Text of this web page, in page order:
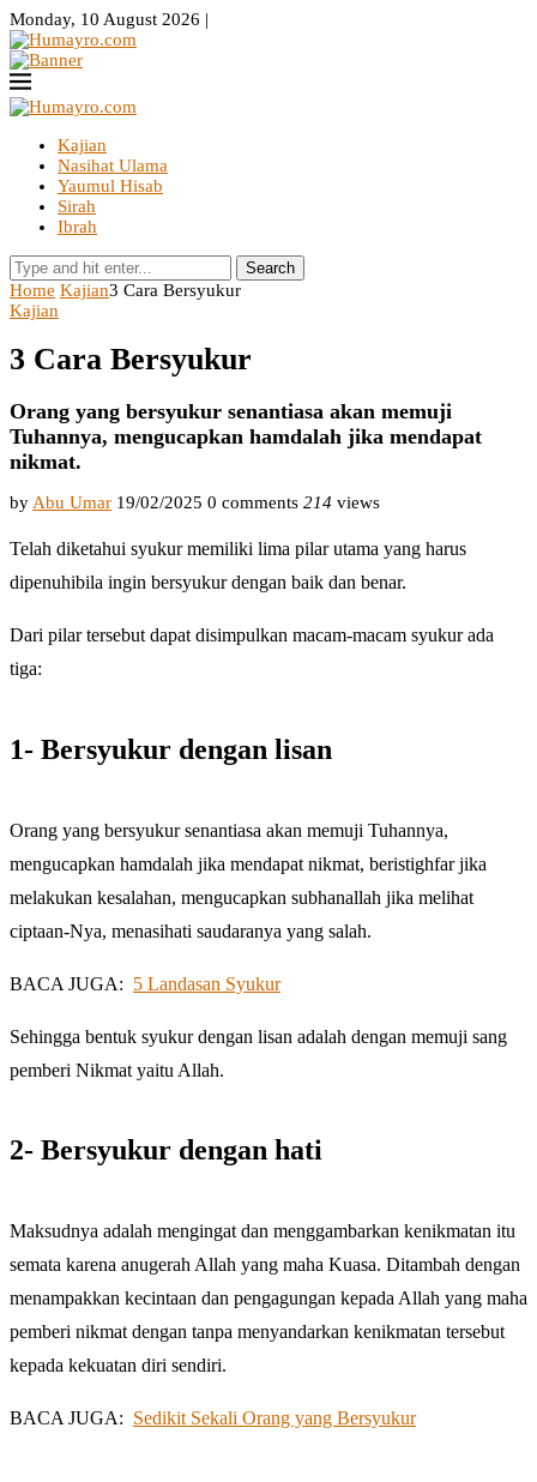
Monday, 10 August 2026 |
Kajian
Nasihat Ulama
Yaumul Hisab
Sirah
Ibrah
Search
Home Kajian3 Cara Bersyukur
Kajian
3 Cara Bersyukur
Orang yang bersyukur senantiasa akan memuji
Tuhannya, mengucapkan hamdalah jika mendapat
nikmat.
by Abu Umar 19/02/2025 0 comments 214 views
Telah diketahui syukur memiliki lima pilar utama yang harus
dipenuhibila ingin bersyukur dengan baik dan benar.
Dari pilar tersebut dapat disimpulkan macam-macam syukur ada
tiga:
1- Bersyukur dengan lisan
Orang yang bersyukur senantiasa akan memuji Tuhannya,
mengucapkan hamdalah jika mendapat nikmat, beristighfar jika
melakukan kesalahan, mengucapkan subhanallah jika melihat
ciptaan-Nya, menasihati saudaranya yang salah.
BACA JUGA: 5 Landasan Syukur
Sehingga bentuk syukur dengan lisan adalah dengan memuji sang
pemberi Nikmat yaitu Allah.
2- Bersyukur dengan hati
Maksudnya adalah mengingat dan menggambarkan kenikmatan itu
semata karena anugerah Allah yang maha Kuasa. Ditambah dengan
menampakkan kecintaan dan pengagungan kepada Allah yang maha
pemberi nikmat dengan tanpa menyandarkan kenikmatan tersebut
kepada kekuatan diri sendiri.
BACA JUGA: Sedikit Sekali Orang yang Bersyukur